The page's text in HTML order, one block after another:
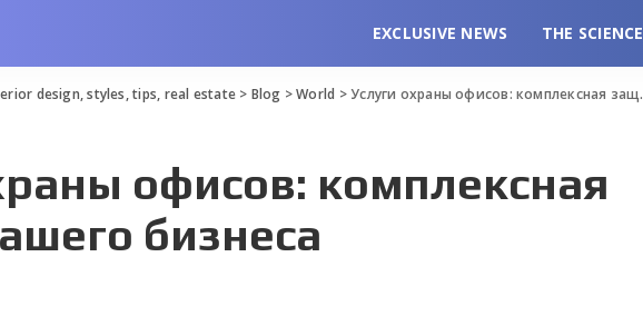
EXCLUSIVE NEWS THE SCIENCE
design, styles, tips, real estate> Blog >World >Услуги охраны офисов: комплексная защита вашего бизнеса
офисов: комплексная
бизнеса